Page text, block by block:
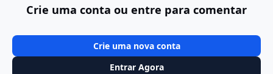
Crie uma conta ou entre para comentar
Crie uma nova conta
Entrar Agora